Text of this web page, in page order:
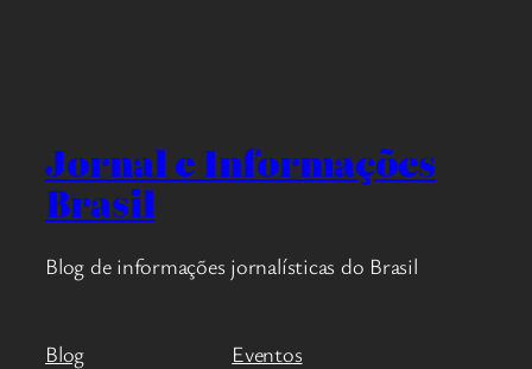
Jornal e Informações
Brasil
Blog de informações jornalísticas do Brasil
Blog
Eventos